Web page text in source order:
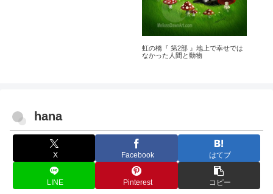
虹の橋『 第2部 』地上で幸せでは
なかった人間と動物
hana
X Facebook はてブ
LINE Pinterest コピー